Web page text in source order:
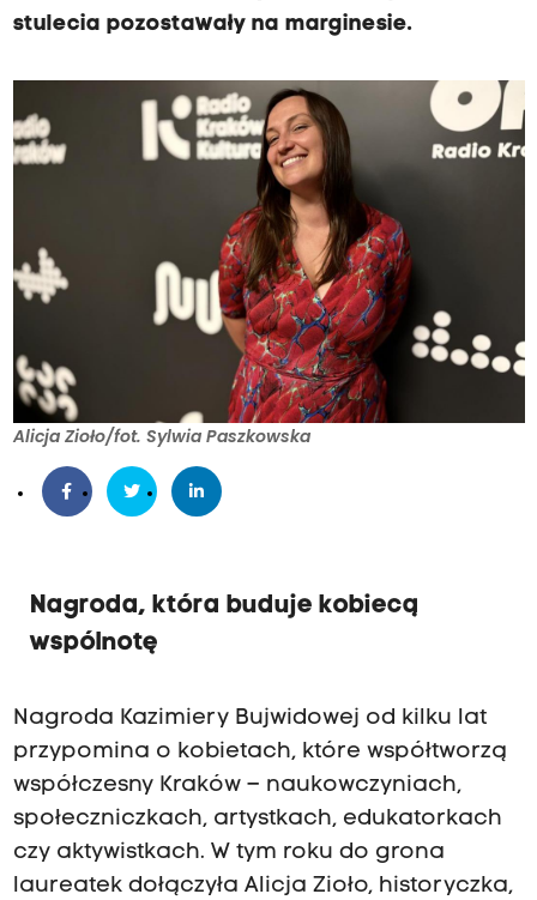
stulecia pozostawały na marginesie.
Alicja Zioło/fot. Sylwia Paszkowska
Nagroda, która buduje kobiecą
wspólnotę
Nagroda Kazimiery Bujwidowej od kilku lat
przypomina o kobietach, które współtworzą
współczesny Kraków – naukowczyniach,
społeczniczkach, artystkach, edukatorkach
czy aktywistkach. W tym roku do grona
laureatek dołączyła Alicja Zioło, historyczka,